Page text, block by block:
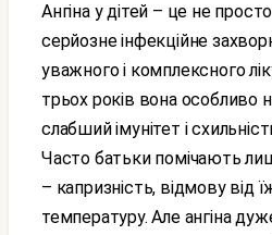
Ангіна у дітей – це не просто біль у горлі, а
серйозне інфекційне
уважного і комплексного
трьох років вона особливо
слабший імунітет і
Часто батьки помічають
– капризність, відмову від
температуру. Але ангіна